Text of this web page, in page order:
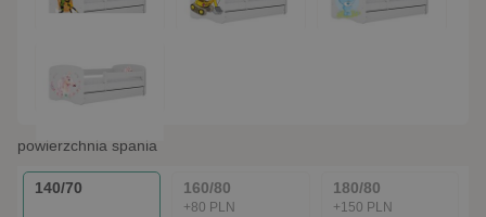
powierzchnia spania
140/70 160/80
+80 PLN
180/80
+150 PLN